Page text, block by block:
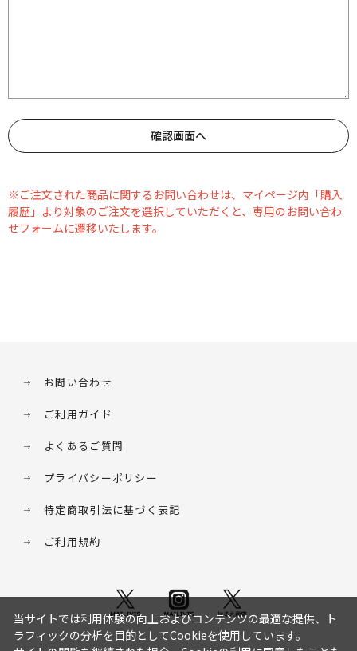
※ご注文された商品に関するお問い合わせは、マイページ内「購入
履歴」より対象のご注文を選択していただくと、専用のお問い合わ
せフォームに遷移いたします。
お問い合わせ
ご利用ガイド
よくあるご質問
プライバシーポリシー
特定商取引法に基づく表記
ご利用規約
当サイトでは利用体験の向上およびコンテンツの最適な提供、ト
ラフィックの分析を目的としてCookieを使用しています。